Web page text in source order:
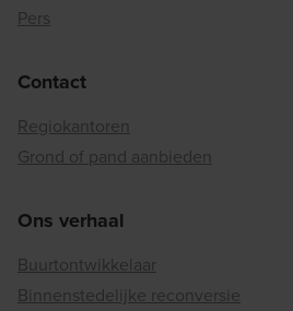
Pers
Contact
Regiokantoren
Grond of pand aanbieden
Ons verhaal
Buurtontwikkelaar
Binnenstedelijke reconversie